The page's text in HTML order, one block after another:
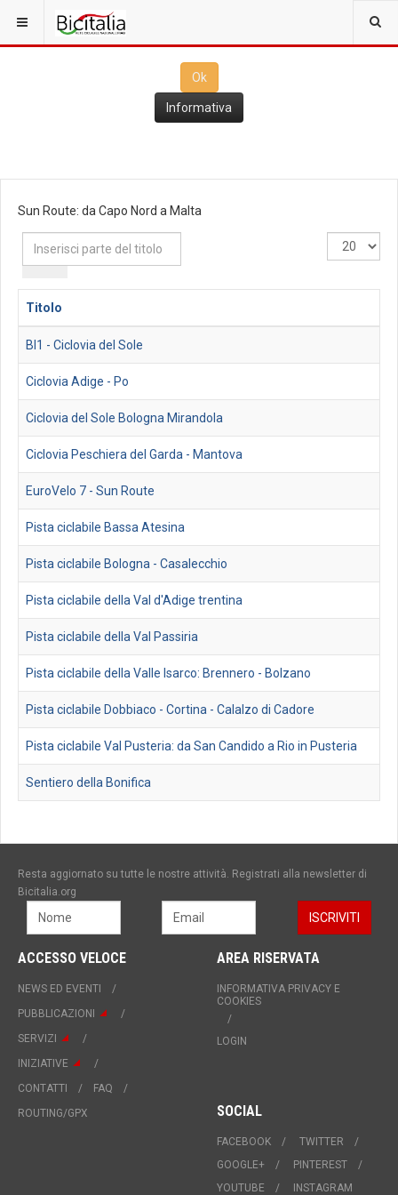
Questo sito utilizza i
Ok
Ok
Informativa
Sun Route: da Capo Nord a Malta
Inserisci
parte
titolo
Visualizza
n.
Titolo
BI1 - Ciclovia del Sole
Ciclovia Adige - Po
Ciclovia del Sole Bologna Mirandola
Ciclovia Peschiera del Garda - Mantova
EuroVelo 7 - Sun Route
Pista ciclabile Bassa Atesina
Pista ciclabile Bologna - Casalecchio
Pista ciclabile della Val d'Adige trentina
Pista ciclabile della Val Passiria
Pista ciclabile della Valle Isarco: Brennero - Bolzano
Pista ciclabile Dobbiaco - Cortina - Calalzo di Cadore
Pista ciclabile Val Pusteria: da San Candido a Rio in Pusteria
Sentiero della Bonifica
Resta aggiornato su tutte le nostre attività. Registrati alla newsletter di
Bicitalia.org
ACCESSO VELOCE
NEWS ED EVENTI
PUBBLICAZIONI
SERVIZI
INIZIATIVE
CONTATTI
FAQ
ROUTING/GPX
AREA RISERVATA
INFORMATIVA PRIVACY E
COOKIES
LOGIN
SOCIAL
FACEBOOK
TWITTER
GOOGLE+
PINTEREST
YOUTUBE
INSTAGRAM